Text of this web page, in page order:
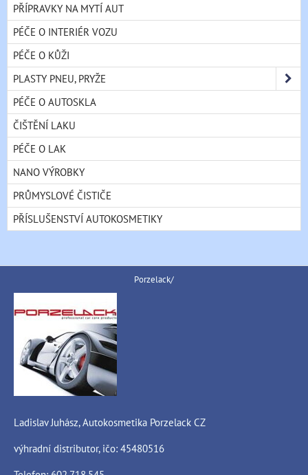
PŘÍPRAVKY NA MYTÍ AUT
PÉČE O INTERIÉR VOZU
PÉČE O KŮŽI
PLASTY PNEU, PRYŽE
PÉČE O AUTOSKLA
ČIŠTĚNÍ LAKU
PÉČE O LAK
NANO VÝROBKY
PRŮMYSLOVÉ ČISTIČE
PŘÍSLUŠENSTVÍ AUTOKOSMETIKY
Porzelack/
Ladislav Juhász, Autokosmetika Porzelack CZ
výhradní distributor, ičo: 45480516